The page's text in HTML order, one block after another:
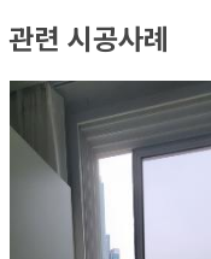
관련 시공사례